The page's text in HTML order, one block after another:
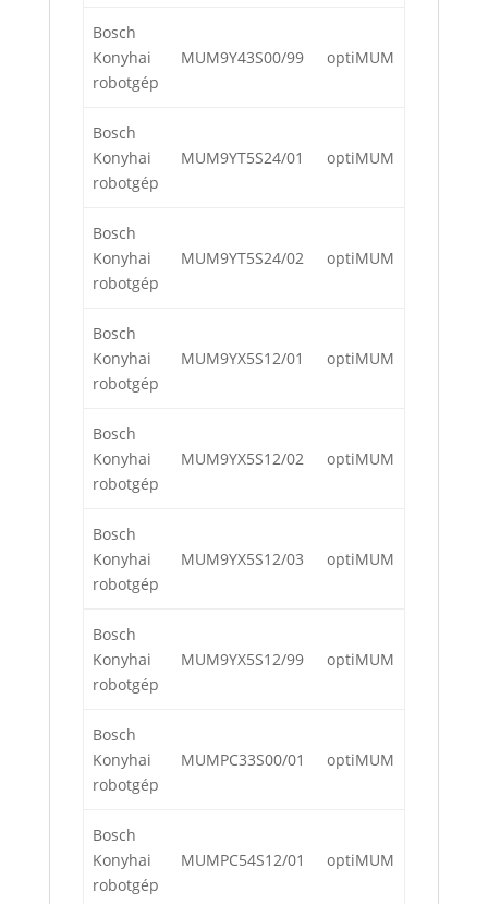
Bosch
Konyhai
robotgép
MUM9Y43S00/99 optiMUM
Bosch
Konyhai
robotgép
MUM9YT5S24/01 optiMUM
Bosch
Konyhai
robotgép
MUM9YT5S24/02 optiMUM
Bosch
Konyhai
robotgép
MUM9YX5S12/01 optiMUM
Bosch
Konyhai
robotgép
MUM9YX5S12/02 optiMUM
Bosch
Konyhai
robotgép
MUM9YX5S12/03 optiMUM
Bosch
Konyhai
robotgép
MUM9YX5S12/99 optiMUM
Bosch
Konyhai
robotgép
MUMPC33S00/01 optiMUM
Bosch
Konyhai
robotgép
MUMPC54S12/01 optiMUM